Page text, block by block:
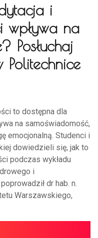
i
wpływa na
Posłuchaj
Politechnice
to dostępna dla
na samoświadomość,
emocjonalną. Studenci i
dowiedzieli się, jak to
podczas wykładu
i
dr hab. n.
Warszawskiego,